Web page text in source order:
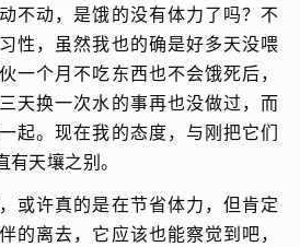
不动，是饿的没有体力了吗？不
性，虽然我也的确是好多天没喂
一个月不吃东西也不会饿死后，
天换一次水的事再也没做过，而
起。现在我的态度，与刚把它们
天壤之别。
或许真的是在节省体力，但肯定
的离去，它应该也能察觉到吧，